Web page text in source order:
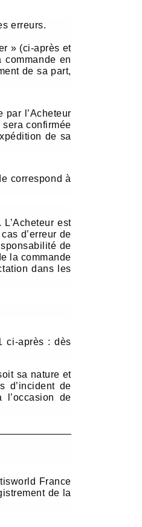
erreurs.
» (ci-après et
en
de sa part,
par l’Acheteur
confirmée
de sa
correspond à
est
d’erreur de
de
la commande
dans les
ci-après : dès
sa nature et
d’incident de
de
France
de la